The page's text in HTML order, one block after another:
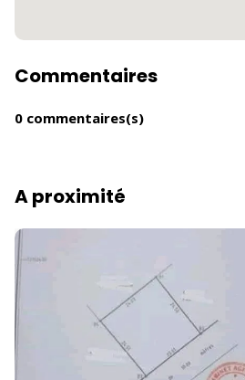
Commentaires
0 commentaires(s)
A proximité